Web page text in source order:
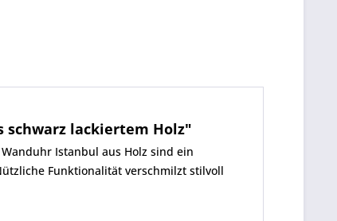
lackiertem Holz"
Istanbul aus Holz sind ein
Funktionalität verschmilzt stilvoll